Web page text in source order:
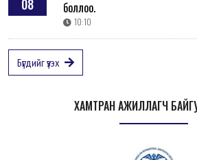
08
боллоо.
10:10
Бүгдийг үзэх
ХАМТРАН АЖИЛЛАГЧ